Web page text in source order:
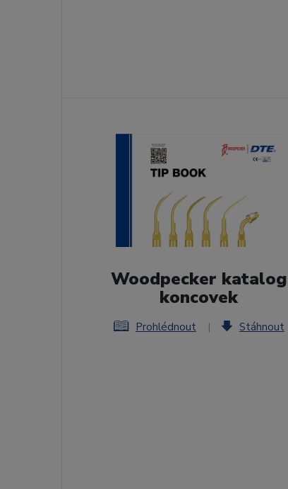
Woodpecker katalog
koncovek
Prohlédnout | Stáhnout